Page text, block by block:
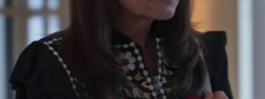
10:00
WhatsappFacebook